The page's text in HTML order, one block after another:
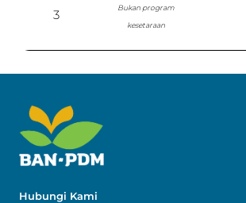
3
Bukan program
kesetaraan
Hubungi Kami